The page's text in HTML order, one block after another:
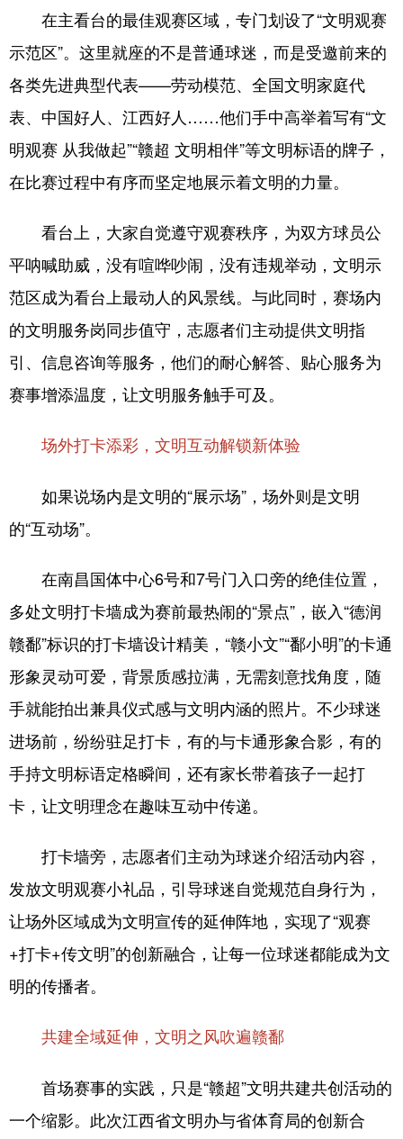
在主看台的最佳观赛区域，专门划设了“文明观赛
示范区”。这里就座的不是普通球迷，而是受邀前来的
各类先进典型代表——劳动模范、全国文明家庭代
表、中国好人、江西好人……他们手中高举着写有“文
明观赛 从我做起”“赣超 文明相伴”等文明标语的牌子，
在比赛过程中有序而坚定地展示着文明的力量。
看台上，大家自觉遵守观赛秩序，为双方球员公
平呐喊助威，没有喧哗吵闹，没有违规举动，文明示
范区成为看台上最动人的风景线。与此同时，赛场内
的文明服务岗同步值守，志愿者们主动提供文明指
引、信息咨询等服务，他们的耐心解答、贴心服务为
赛事增添温度，让文明服务触手可及。
场外打卡添彩， 文明互动解锁新体验
如果说场内是文明的“展示场”，场外则是文明
的“互动场”。
在南昌国体中心6号和7号门入口旁的绝佳位置，
多处文明打卡墙成为赛前最热闹的“景点”，嵌入“德润
赣鄱”标识的打卡墙设计精美，“赣小文”“鄱小明”的卡通
形象灵动可爱，背景质感拉满，无需刻意找角度，随
手就能拍出兼具仪式感与文明内涵的照片。不少球迷
进场前，纷纷驻足打卡，有的与卡通形象合影，有的
手持文明标语定格瞬间，还有家长带着孩子一起打
卡，让文明理念在趣味互动中传递。
打卡墙旁，志愿者们主动为球迷介绍活动内容，
发放文明观赛小礼品，引导球迷自觉规范自身行为，
让场外区域成为文明宣传的延伸阵地，实现了“观赛
+打卡+传文明”的创新融合，让每一位球迷都能成为文
明的传播者。
共建全域延伸， 文明之风吹遍赣鄱
首场赛事的实践，只是“赣超”文明共建共创活动的
一个缩影。此次江西省文明办与省体育局的创新合